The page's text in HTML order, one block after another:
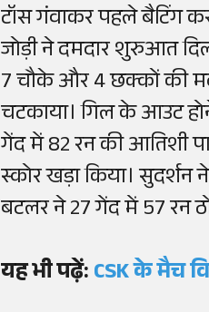
टॉस गंवाकर पहले बैटिंग
जोड़ी ने दमदार शुरुआत
7 चौके और 4 छक्कों की
चटकाया। गिल के आउट
गेंद में 82 रन की आतिशी
स्कोर खड़ा किया।
बटलर ने 27 गेंद में 57
यह भी पढ़ें:CSK के मैच